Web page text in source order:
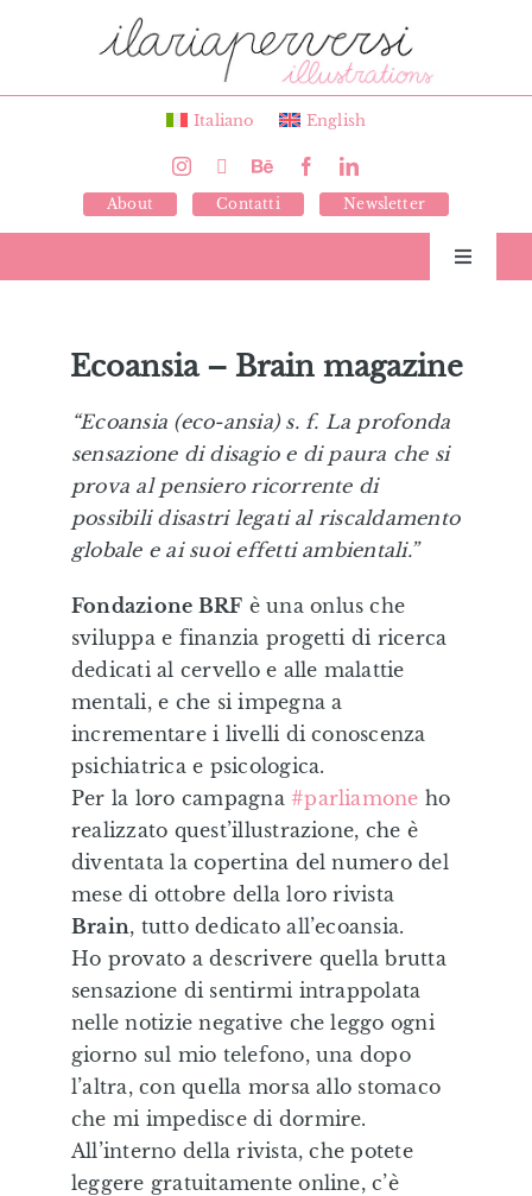
Italiano English
About Contatti Newsletter
Toggle
Giochi
Editorial
Illustrazioni Personalizzate
Formazione & Labs
Eduki
Ecoansia – Brain magazine
“Ecoansia (eco-ansia) s. f. La profonda
sensazione di disagio e di paura che si
prova al pensiero ricorrente di
possibili disastri legati al riscaldamento
globale e ai suoi effetti ambientali.”
Fondazione BRF è una onlus che
sviluppa e finanzia progetti di ricerca
dedicati al cervello e alle malattie
mentali, e che si impegna a
incrementare i livelli di conoscenza
psichiatrica e psicologica.
Per la loro campagna#parliamone ho
realizzato quest’illustrazione, che è
diventata la copertina del numero del
mese di ottobre della loro rivista
Brain, tutto dedicato all’ecoansia.
Ho provato a descrivere quella brutta
sensazione di sentirmi intrappolata
nelle notizie negative che leggo ogni
giorno sul mio telefono, una dopo
l’altra, con quella morsa allo stomaco
che mi impedisce di dormire.
All’interno della rivista, che potete
leggere gratuitamente online, c’è